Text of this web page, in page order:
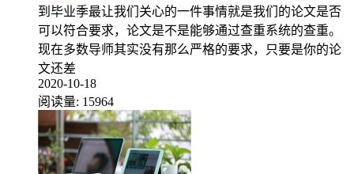
到毕业季最让我们关心的一件事情就是我们的论文是否
可以符合要求，论文是不是能够通过查重系统的查重。
现在多数导师其实没有那么严格的要求，只要是你的论
文还差
2020-10-18
阅读量: 15964